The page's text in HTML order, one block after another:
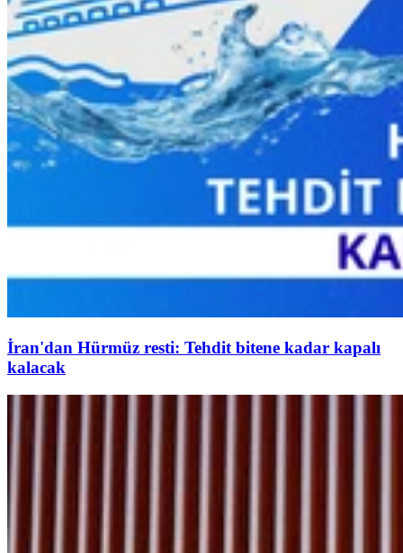
İran'dan Hürmüz resti: Tehdit bitene kadar kapalı
kalacak